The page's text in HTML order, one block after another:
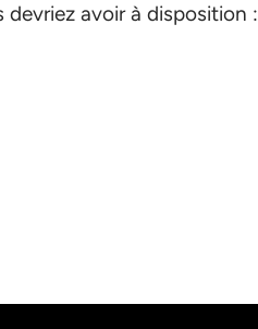
avoir à disposition :